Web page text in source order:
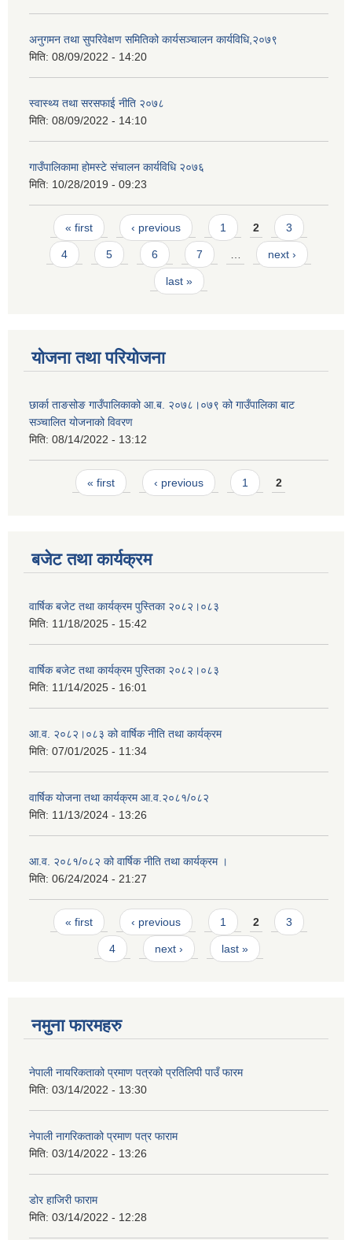
अनुगमन तथा सुपरिवेक्षण समितिको कार्यसञ्चालन कार्यविधि,२०७९
मिति: 08/09/2022 - 14:20
स्वास्थ्य तथा सरसफाई नीति २०७८
मिति: 08/09/2022 - 14:10
गाउँपालिकामा होमस्टे संचालन कार्यविधि २०७६
मिति: 10/28/2019 - 09:23
Pages
« first ‹ previous 1 2 3
4 5 6 7 next ›
last »
योजना तथा परियोजना
छार्का ताङसोङ गाउँपालिकाको आ.ब. २०७८।०७९ को गाउँपालिका बाट
सञ्चालित योजनाको विवरण
मिति: 08/14/2022 - 13:12
Pages« first ‹ previous 1 2
बजेट तथा कार्यक्रम
वार्षिक बजेट तथा कार्यक्रम पुस्तिका २०८२।०८३
मिति: 11/18/2025 - 15:42
वार्षिक बजेट तथा कार्यक्रम पुस्तिका २०८२।०८३
मिति: 11/14/2025 - 16:01
आ.व. २०८२।०८३ को वार्षिक नीति तथा कार्यक्रम
मिति: 07/01/2025 - 11:34
वार्षिक योजना तथा कार्यक्रम आ.व.२०८१/०८२
मिति: 11/13/2024 - 13:26
आ.व. २०८१/०८२ को वार्षिक नीति तथा कार्यक्रम ।
मिति: 06/24/2024 - 21:27
Pages
« first ‹ previous 1 2 3
4 next › last »
नमुना फारमहरु
नेपाली नायरिकताको प्रमाण पत्रको प्रतिलिपी पाउँ फारम
मिति: 03/14/2022 - 13:30
नेपाली नागरिकताको प्रमाण पत्र फाराम
मिति: 03/14/2022 - 13:26
डोर हाजिरी फाराम
मिति: 03/14/2022 - 12:28